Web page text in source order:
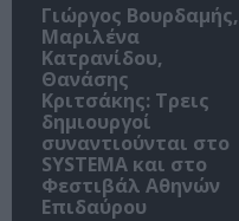
Γιώργος Βουρδαμής,
Μαριλένα
Κατρανίδου,
Θανάσης
Κριτσάκης: Τρεις
δημιουργοί
συναντιούνται στο
SYSTEMA και στο
Φεστιβάλ Αθηνών
Επιδαύρου